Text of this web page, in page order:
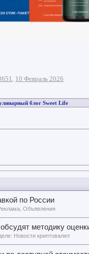
10 Февраль 2026
блог Sweet Life
по России
Объявления
методику
Новости криптовалют